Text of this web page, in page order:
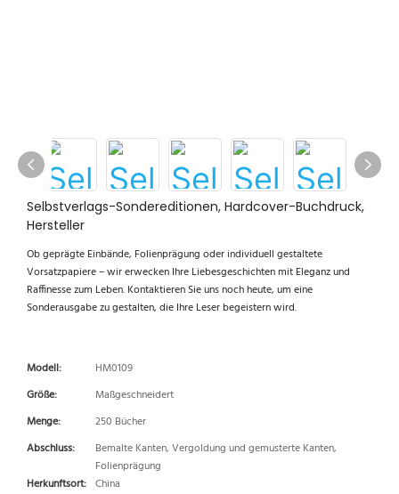
Selbstverlags-Sondereditionen, Hardcover-Buchdruck,
Hersteller
Ob geprägte Einbände, Folienprägung oder individuell gestaltete
Vorsatzpapiere – wir erwecken Ihre Liebesgeschichten mit Eleganz und
Raffinesse zum Leben. Kontaktieren Sie uns noch heute, um eine
Sonderausgabe zu gestalten, die Ihre Leser begeistern wird.
Modell:
HM0109
Größe:
Maßgeschneidert
Menge:
250 Bücher
Abschluss:
Bemalte Kanten, Vergoldung und gemusterte Kanten,
Folienprägung
Herkunftsort: China